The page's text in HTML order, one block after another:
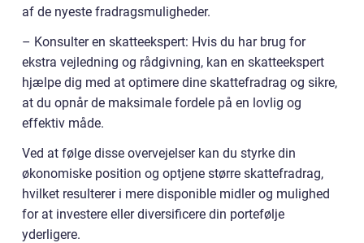
af de nyeste fradragsmuligheder.
– Konsulter en skatteekspert: Hvis du har brug for
ekstra vejledning og rådgivning, kan en skatteekspert
hjælpe dig med at optimere dine skattefradrag og sikre,
at du opnår de maksimale fordele på en lovlig og
effektiv måde.
Ved at følge disse overvejelser kan du styrke din
økonomiske position og optjene større skattefradrag,
hvilket resulterer i mere disponible midler og mulighed
for at investere eller diversificere din portefølje
yderligere.